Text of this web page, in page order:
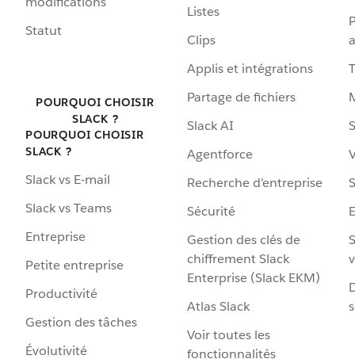
Statut
POURQUOI CHOISIR
SLACK ?
POURQUOI CHOISIR
SLACK ?
Slack vs E-mail
Slack vs Teams
Entreprise
Petite entreprise
Productivité
Gestion des tâches
Évolutivité
Listes
Clips
Applis et intégrations
Partage de fichiers
Slack AI
Agentforce
Recherche d’entreprise
Sécurité
Gestion des clés de
chiffrement Slack
Enterprise (Slack EKM)
Atlas Slack
Voir toutes les
fonctionnalités